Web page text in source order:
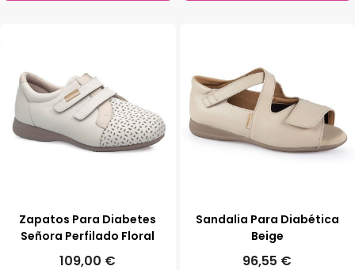
Zapatos Para Diabetes
Señora Perfilado Floral
109,00 €
Sandalia Para Diabética
Beige
96,55 €